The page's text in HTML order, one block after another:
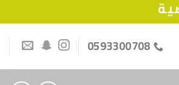
0593300708